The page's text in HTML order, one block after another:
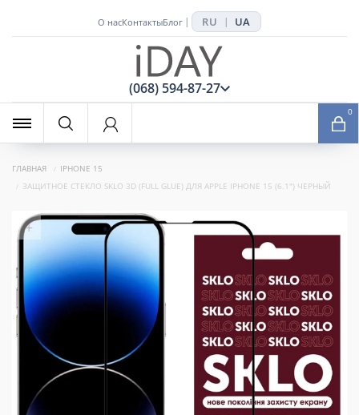
О насКонтактыБлог | RU | UA
(068) 594-87-27
0
ГЛАВНАЯ
IPHONE 15
ЗАЩИТНОЕ СТЕКЛО SKLO 3D (FULL GLUE) ДЛЯ APPLE IPHONE 15 (6.1") ЧЕРНЫЙ
+